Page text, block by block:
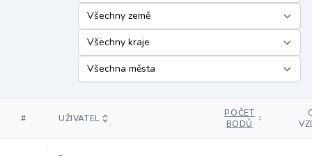
# UŽIVATEL
POČET
BODŮ